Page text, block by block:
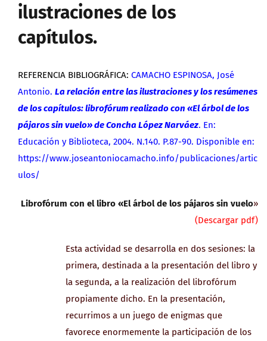
ilustraciones de los
capítulos.
REFERENCIA BIBLIOGRÁFICA: CAMACHO ESPINOSA, José
Antonio. La relación entre las ilustraciones y los resúmenes
de los capítulos: librofórum realizado con «El árbol de los
pájaros sin vuelo» de Concha López Narváez. En:
Educación y Biblioteca, 2004. N.140. P.87-90. Disponible en:
https://www.joseantoniocamacho.info/publicaciones/artic
ulos/
Librofórum con el libro «El árbol de los pájaros sin vuelo»
(Descargar pdf)
Esta actividad se desarrolla en dos sesiones: la
primera, destinada a la presentación del libro y
la segunda, a la realización del librofórum
propiamente dicho. En la presentación,
recurrimos a un juego de enigmas que
favorece enormemente la participación de los